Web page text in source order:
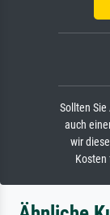
Sollten
auch
wir
Kosten